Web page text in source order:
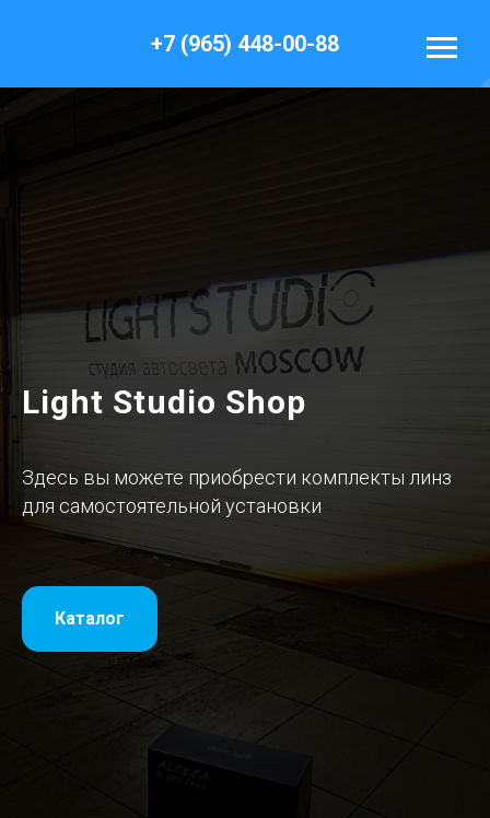
+7 (965) 448-00-88
Light Studio Shop
Здесь вы можете приобрести комплекты линз
для самостоятельной установки
Каталог